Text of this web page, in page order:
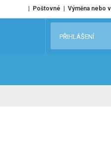
Poštovné Výměna nebo
e
PŘIHLÁŠENÍ